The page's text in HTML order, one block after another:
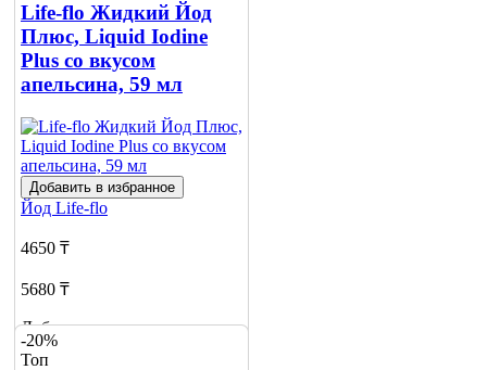
Life-flo Жидкий Йод
Плюс, Liquid Iodine
Plus со вкусом
апельсина, 59 мл
Добавить в избранное
Йод Life-flo
4650 ₸
5680 ₸
Добавить в корзину
-20%
Топ